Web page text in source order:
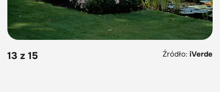
13 z 15 Źródło: iVerde